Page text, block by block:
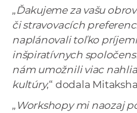
„Ďakujeme za vašu
či stravovacích
naplánovali toľko
inšpiratívnych
nám umožnili viac
kultúry,“ dodala
„ Workshopy mi naozaj